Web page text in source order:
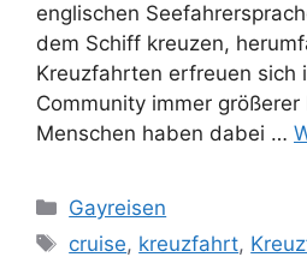
englischen
dem Schiff kreuzen,
Kreuzfahrten erfreuen sich
Community immer
Menschen haben dabei …
Kategorien
Gayreisen
Schlagwörter
cruise, kreuzfahrt,